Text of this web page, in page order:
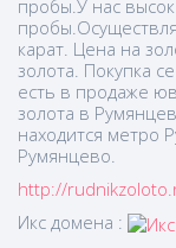
пробы.У нас
карат. Цена на
золота. Покупка
есть в продаже
золота в
находится метро
Румянцево.
http://
Икс домена :